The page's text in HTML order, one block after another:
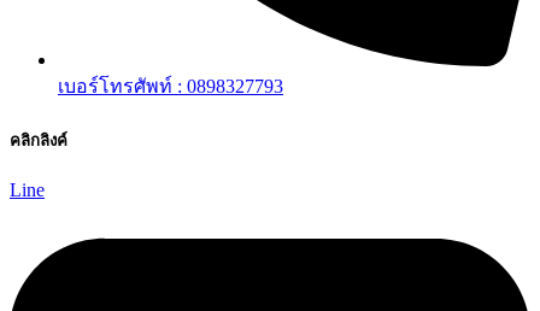
เบอร์โทรศัพท์ : 0898327793
คลิกลิงค์
Line